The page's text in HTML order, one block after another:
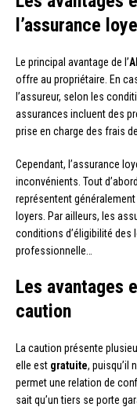
l’assurance
Le principal avantage de l’
offre au propriétaire. En
l’assureur, selon les
assurances incluent des
prise en charge des frais
Cependant, l’assurance
inconvénients. Tout
représentent
loyers. Par ailleurs, les
conditions d’éligibilité des
professionnelle…
Les avantages
caution
La caution présente
elle est gratuite, puisqu’il
permet une relation de
sait qu’un tiers se porte